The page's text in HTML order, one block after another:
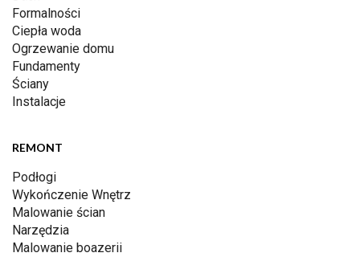
Formalności
Ciepła woda
Ogrzewanie domu
Fundamenty
Ściany
Instalacje
REMONT
Podłogi
Wykończenie Wnętrz
Malowanie ścian
Narzędzia
Malowanie boazerii